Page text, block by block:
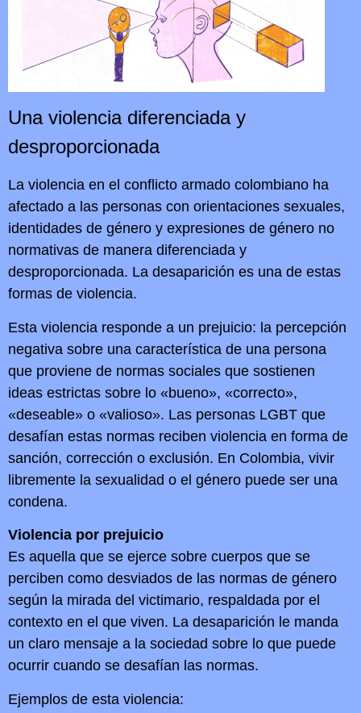
Una violencia diferenciada y
desproporcionada
La violencia en el conflicto armado colombiano ha
afectado a las personas con orientaciones sexuales,
identidades de género y expresiones de género no
normativas de manera diferenciada y
desproporcionada. La desaparición es una de estas
formas de violencia.
Esta violencia responde a un prejuicio: la percepción
negativa sobre una característica de una persona
que proviene de normas sociales que sostienen
ideas estrictas sobre lo «bueno», «correcto»,
«deseable» o «valioso». Las personas LGBT que
desafían estas normas reciben violencia en forma de
sanción, corrección o exclusión. En Colombia, vivir
libremente la sexualidad o el género puede ser una
condena.
Violencia por prejuicio
Es aquella que se ejerce sobre cuerpos que se
perciben como desviados de las normas de género
según la mirada del victimario, respaldada por el
contexto en el que viven. La desaparición le manda
un claro mensaje a la sociedad sobre lo que puede
ocurrir cuando se desafían las normas.
Ejemplos de esta violencia: